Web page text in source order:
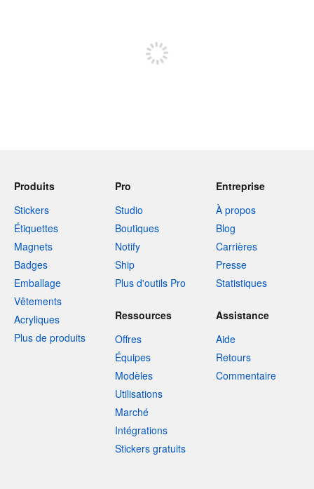
Produits
Stickers
Étiquettes
Magnets
Badges
Emballage
Vêtements
Acryliques
Plus de produits
Pro
Studio
Boutiques
Notify
Ship
Plus d'outils Pro
Entreprise
À propos
Blog
Carrières
Presse
Statistiques
Ressources
Offres
Équipes
Modèles
Utilisations
Marché
Intégrations
Stickers gratuits
Assistance
Aide
Retours
Commentaire